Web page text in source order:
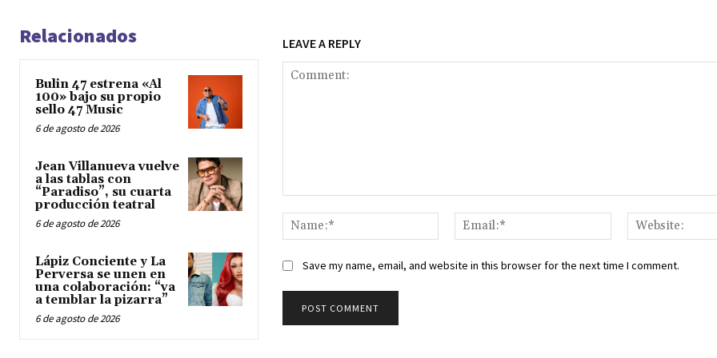
Relacionados
Bulin 47 estrena «Al
100» bajo su propio
sello 47 Music
6 de agosto de 2026
Jean Villanueva vuelve
a las tablas con
“Paradiso”, su cuarta
producción teatral
6 de agosto de 2026
Lápiz Conciente y La
Perversa se unen en
una colaboración: “va
a temblar la pizarra”
6 de agosto de 2026
LEAVE A REPLY
Name:*
Email:*
Save my name, email, and website in this browser for the next time I comment.